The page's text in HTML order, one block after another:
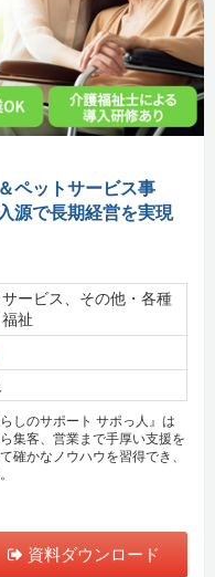
ペットサービス事
源で長期経営を実現
ービス、その他・各種
祉
しのサポート サポっ人』は
集客、営業まで手厚い支援を
確かなノウハウを習得でき、
資料ダウンロード